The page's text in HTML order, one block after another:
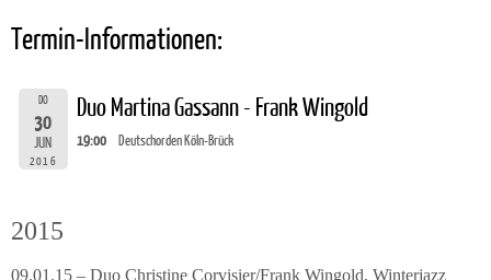
Termin-Informationen:
DO
30
JUN
2016
Duo Martina Gassann - Frank Wingold
19:00 Deutschorden Köln-Brück
2015
09.01.15 – Duo Christine Corvisier/Frank Wingold, Winterjazz